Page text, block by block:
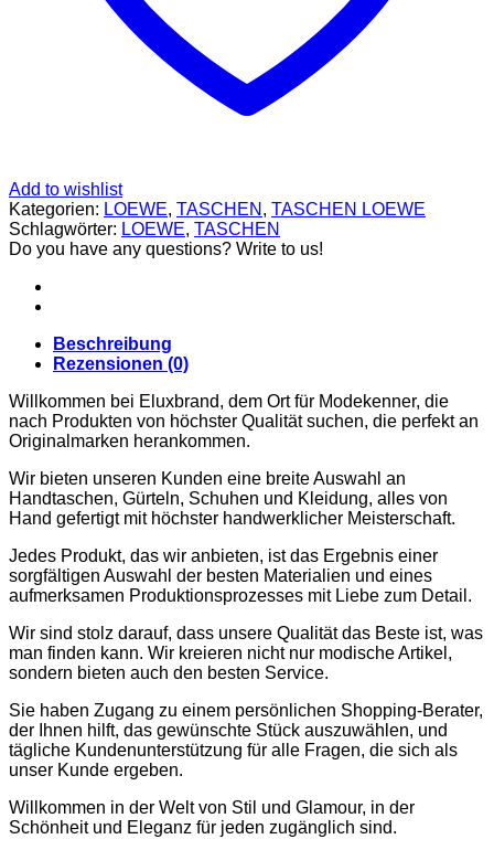
CARDIGANS
GELDBÖRSEN
GÜRTEL
JACKEN
SCHUHE
SONNENBRILLE
SWEATSHIRTS
KOPFBEDCKUNGEN
SCHALS
SCHUHE
MIU MIU
SCHUHE
GÜRTEL
HOODIES UND
SWEATSHIRTS
KOPFBEDCKUNGEN
TASCHEN
NIKE
AMI PARIS
HOODIES UND
SWEATSHIRTS
GELDBÖRSEN
GÜRTEL
HOODIES UND
SWEATSHIRTS
JACKEN
KOPFBEDCKUNGEN
SCHALS
T-SHIRT UND
TOPS
TASCHEN
LOEWE
Add to wishlist
Kategorien: LOEWE, TASCHEN , TASCHEN LOEWE
Schlagwörter: LOEWE, TASCHEN
Do you have any questions? Write to us!
Beschreibung
Rezensionen (0)
Willkommen bei Eluxbrand, dem Ort für Modekenner, die
nach Produkten von höchster Qualität suchen, die perfekt an
Originalmarken herankommen.
Wir bieten unseren Kunden eine breite Auswahl an
Handtaschen, Gürteln, Schuhen und Kleidung, alles von
Hand gefertigt mit höchster handwerklicher Meisterschaft.
Jedes Produkt, das wir anbieten, ist das Ergebnis einer
sorgfältigen Auswahl der besten Materialien und eines
aufmerksamen Produktionsprozesses mit Liebe zum Detail.
Wir sind stolz darauf, dass unsere Qualität das Beste ist, was
man finden kann. Wir kreieren nicht nur modische Artikel,
sondern bieten auch den besten Service.
Sie haben Zugang zu einem persönlichen Shopping-Berater,
der Ihnen hilft, das gewünschte Stück auszuwählen, und
tägliche Kundenunterstützung für alle Fragen, die sich als
unser Kunde ergeben.
Willkommen in der Welt von Stil und Glamour, in der
Schönheit und Eleganz für jeden zugänglich sind.